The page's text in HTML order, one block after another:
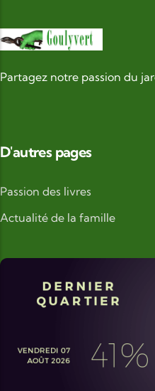
Partagez notre passion du
D'autres pages
Passion des livres
Actualité de la famille